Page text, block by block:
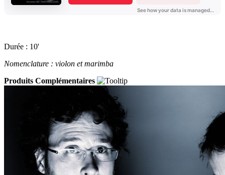
Durée : 10'
Nomenclature : violon et marimba
Produits Complémentaires